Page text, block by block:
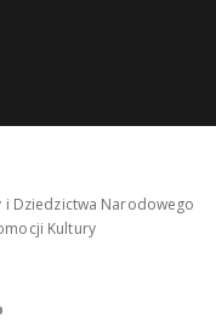
Dziedzictwa Narodowego
Kultury